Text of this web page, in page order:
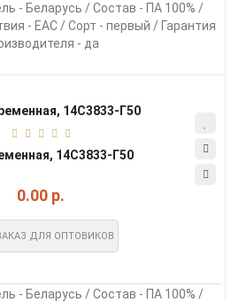
- Беларусь / Состав - ПА 100% /
- EAC / Сорт - первый / Гарантия
- да
14С3833-Г50
0.00 р.
ДЛЯ ОПТОВИКОВ
- Беларусь / Состав - ПА 100% /